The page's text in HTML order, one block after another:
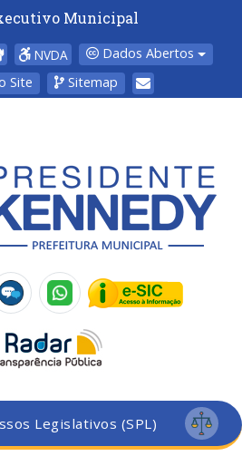
Municipal
NVDA
Dados Abertos
Site
Sitemap
Legislativos (SPL)